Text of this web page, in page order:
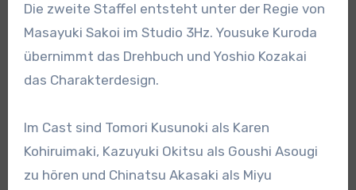
Die zweite Staffel entsteht unter der Regie von
Masayuki Sakoi im Studio 3Hz. Yousuke Kuroda
übernimmt das Drehbuch und Yoshio Kozakai
das Charakterdesign.
Im Cast sind Tomori Kusunoki als Karen
Kohiruimaki, Kazuyuki Okitsu als Goushi Asougi
zu hören und Chinatsu Akasaki als Miyu